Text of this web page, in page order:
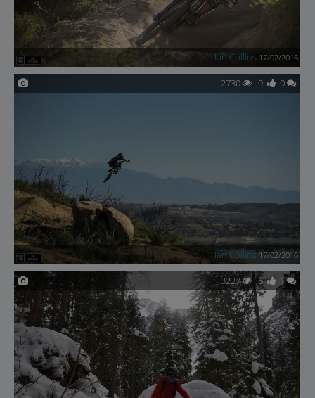
Ian Collins 17/02/2016
2730 9 0
Ian Collins 17/02/2016
3227 6 1